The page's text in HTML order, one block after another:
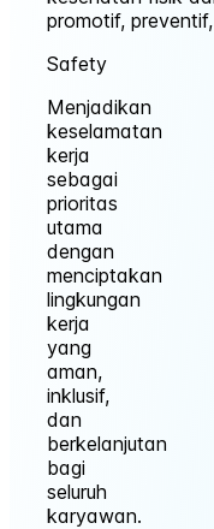
promotif,
Safety
Menjadikan
keselamatan
kerja
sebagai
prioritas
utama
dengan
menciptakan
lingkungan
kerja
yang
aman,
inklusif,
dan
berkelanjutan
bagi
seluruh
karyawan.